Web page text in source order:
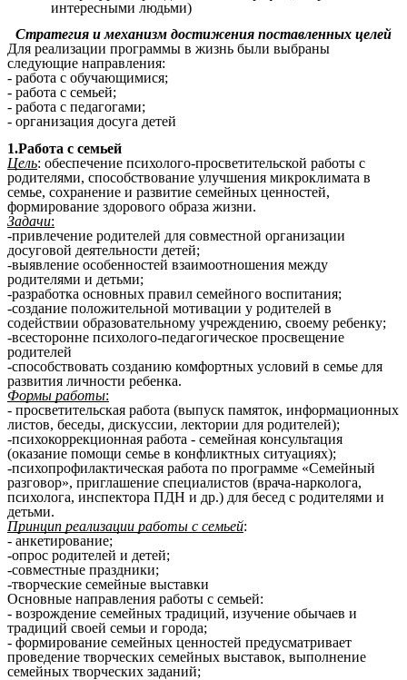
интересными людьми)
Стратегия и механизм достижения поставленных целей
Для реализации программы в жизнь были выбраны
следующие направления:
- работа с обучающимися;
- работа с семьей;
- работа с педагогами;
- организация досуга детей
1.Работа с семьей
Цель: обеспечение психолого-просветительской работы с
родителями, способствование улучшения микроклимата в
семье, сохранение и развитие семейных ценностей,
формирование здорового образа жизни.
Задачи:
-привлечение родителей для совместной организации
досуговой деятельности детей;
-выявление особенностей взаимоотношения между
родителями и детьми;
-разработка основных правил семейного воспитания;
-создание положительной мотивации у родителей в
содействии образовательному учреждению, своему ребенку;
-всесторонне психолого-педагогическое просвещение
родителей
-способствовать созданию комфортных условий в семье для
развития личности ребенка.
Формы работы:
- просветительская работа (выпуск памяток, информационных
листов, беседы, дискуссии, лектории для родителей);
-психокоррекционная работа - семейная консультация
(оказание помощи семье в конфликтных ситуациях);
-психопрофилактическая работа по программе «Семейный
разговор», приглашение специалистов (врача-нарколога,
психолога, инспектора ПДН и др.) для бесед с родителями и
детьми.
Принцип реализации работы с семьей:
- анкетирование;
-опрос родителей и детей;
-совместные праздники;
-творческие семейные выставки
Основные направления работы с семьей:
- возрождение семейных традиций, изучение обычаев и
традиций своей семьи и города;
- формирование семейных ценностей предусматривает
проведение творческих семейных выставок, выполнение
семейных творческих заданий;